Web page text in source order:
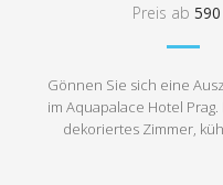
Preis ab
Gönnen Sie sich eine
im Aquapalace Hotel
dekoriertes Zimmer,